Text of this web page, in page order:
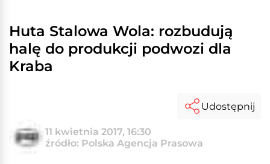
Huta Stalowa Wola: rozbudują
halę do produkcji podwozi dla
Kraba
11 kwietnia 2017, 16:30
źródło: Polska Agencja Prasowa
Udostępnij